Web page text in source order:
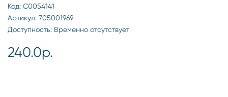
Код: С0054141
Артикул: 705001969
Доступность: Временно отсутствует
240.0р.